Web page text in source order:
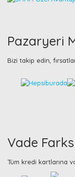
Pazaryeri
Bizi takip edin,
Vade
Tüm kredi kartlarına